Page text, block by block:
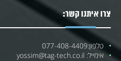
צרו איתנו קשר:
טלפון:077-408-4409
אימייל: yossim@tag-tech.co.il